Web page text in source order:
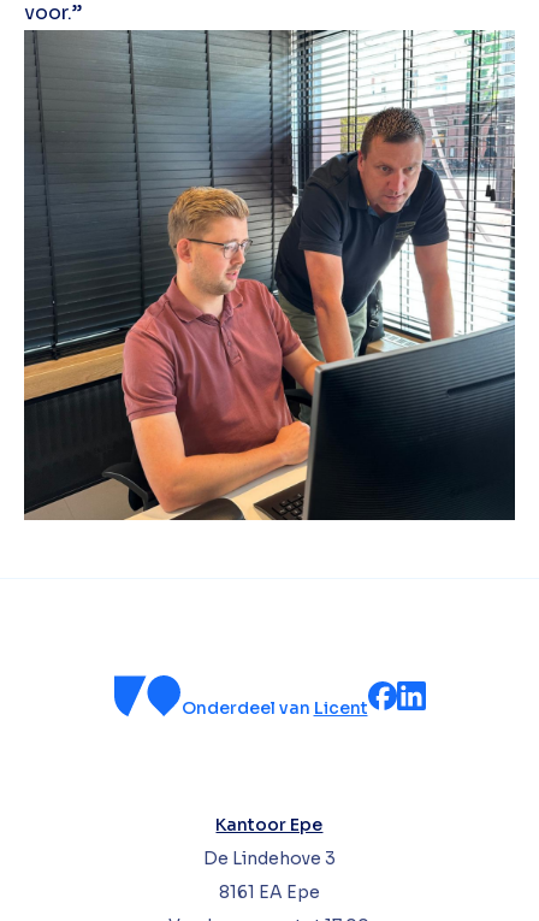
voor.”
Onderdeel van Licent
Kantoor Epe
De Lindehove 3
8161 EA Epe